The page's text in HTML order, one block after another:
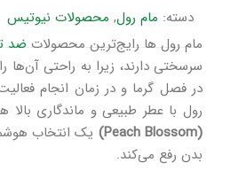
مام رول ها رایج‌ترین محصولات ضد
سرسختی دارند، زیرا به راحتی
در فصل گرما و در زمان انجام
رول با عطر طبیعی و ماندگاری بالا
(Peach Blossom)
یک انتخاب
بدن رفع می‌کند.
دسته: مام رول, محصولات نیوتیس